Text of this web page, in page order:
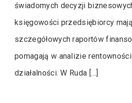
świadomych decyzji
księgowości przedsiębiorcy
szczegółowych raportów
pomagają w analizie
działalności. W Ruda […]